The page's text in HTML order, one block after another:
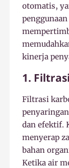
otomatis,
kinerja
1.
Filtrasi
dan efektif.
menyerap
bahan
Ketika air